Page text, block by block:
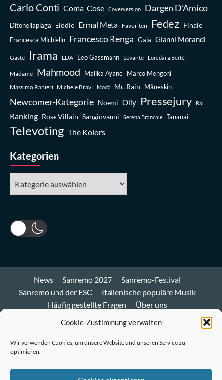
Cookie-Zustimmung verwalten
Wir verwenden Cookies, um unsere Website und unseren Service zu
optimieren.
Carlo Conti Coma_Cose Coverversion Dargen D’Amico
Ditonellapiaga Elodie Ermal Meta Favoriten Fedez Finale
Francesca Michielin Francesco Renga Gaia Gianni Morandi
Gäste Irama LDA Leo Gassmann Levante Loredana Bertè
Madame Mahmood Malika Ayane Marco Mengoni
Massimo Ranieri Michele Bravi Modà Mr. Rain Måneskin
Newcomer-Kategorie Noemi Olly Pressejury Rai
Ranking Rose Villain Sangiovanni Serena Brancale Tananai
Televoting The Kolors
Kategorien
News Sanremo 2027
Sanremo-Festival
Sanremo und der ESC
Italienische populäre Musik
Häufig gestellte Fragen
Über uns
Mastodon
Twitter